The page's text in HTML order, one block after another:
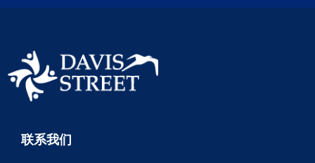
联系我们